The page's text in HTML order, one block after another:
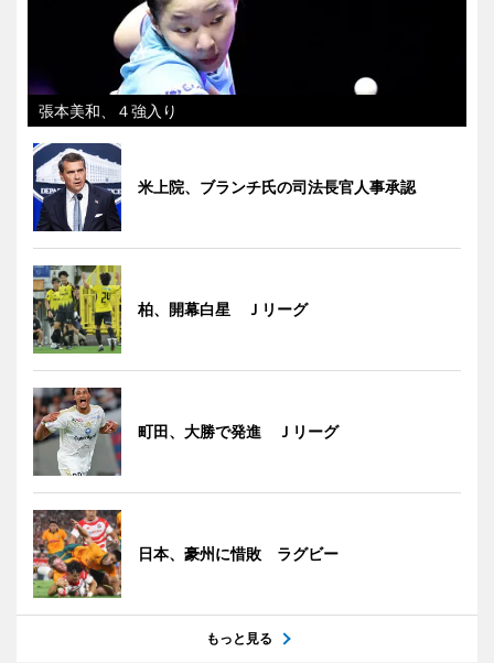
張本美和、４強入り
米上院、ブランチ氏の司法長官人事承認
柏、開幕白星 Ｊリーグ
町田、大勝で発進 Ｊリーグ
日本、豪州に惜敗 ラグビー
もっと見る